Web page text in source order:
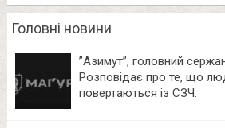
Головні новини
⁨”Азимут”, головний
Розповідає про те, що
повертаються із СЗЧ.